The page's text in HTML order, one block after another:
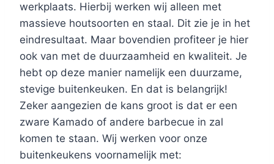
werkplaats. Hierbij werken wij alleen met
massieve houtsoorten en staal. Dit zie je in het
eindresultaat. Maar bovendien profiteer je hier
ook van met de duurzaamheid en kwaliteit. Je
hebt op deze manier namelijk een duurzame,
stevige buitenkeuken. En dat is belangrijk!
Zeker aangezien de kans groot is dat er een
zware Kamado of andere barbecue in zal
komen te staan. Wij werken voor onze
buitenkeukens voornamelijk met: